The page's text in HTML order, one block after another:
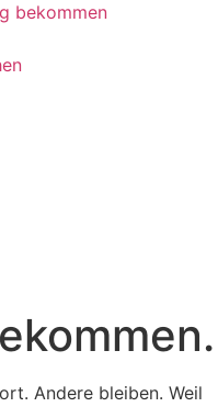
bekommen
Andere bleiben. Weil